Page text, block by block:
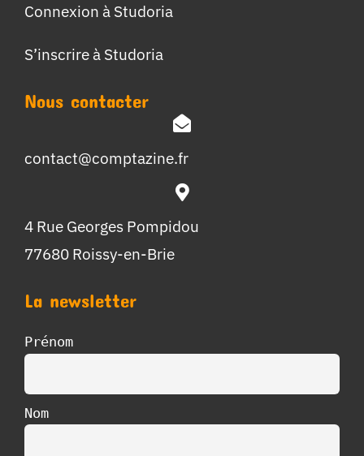
Connexion à Studoria
S’inscrire à Studoria
Nous contacter
contact@comptazine.fr
4 Rue Georges Pompidou
77680 Roissy-en-Brie
La newsletter
Prénom
Nom